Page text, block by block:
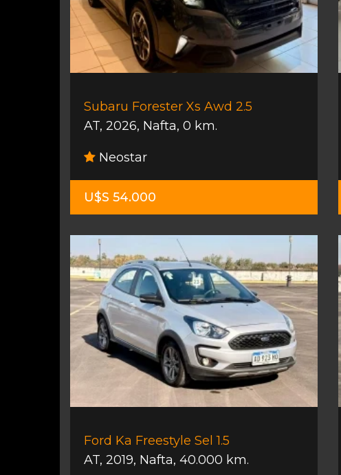
Subaru Forester Xs Awd 2.5
AT, 2026, Nafta, 0 km.
Neostar
U$S 54.000
Ford Ka Freestyle Sel 1.5
AT, 2019, Nafta, 40.000 km.